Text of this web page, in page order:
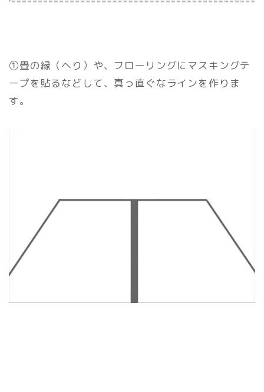
①畳の縁（へり）や、フローリングにマスキングテ
ープを貼るなどして、真っ直ぐなラインを作りま
す。